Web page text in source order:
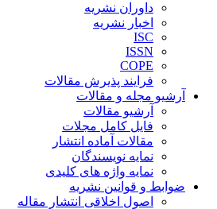
داوران نشریه
اخبار نشریه
ISC
ISSN
COPE
فرایند پذیرش مقالات
آرشیو مجله و مقالات
آرشیو مقالات
فایل کامل مجلات
مقالات آماده انتشار
نمایه نویسندگان
نمایه واژه های کلیدی
ضوابط و قوانین نشریه
اصول اخلاقی انتشار مقاله